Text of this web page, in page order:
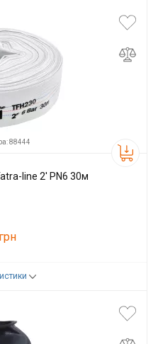
88444
line 2' PN6 30м